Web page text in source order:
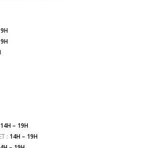
14H – 19H
: 14H – 19H